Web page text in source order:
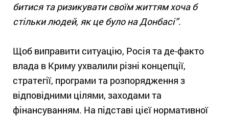
битися та ризикувати своїм життям хоча б
стільки людей, як це було на Донбасі”.
Щоб виправити ситуацію, Росія та де-факто
влада в Криму ухвалили різні концепції,
стратегії, програми та розпорядження з
відповідними цілями, заходами та
фінансуванням. На підставі цієї нормативної